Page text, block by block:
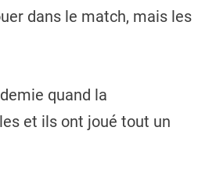
dans le match, mais les
quand la
et ils ont joué tout un